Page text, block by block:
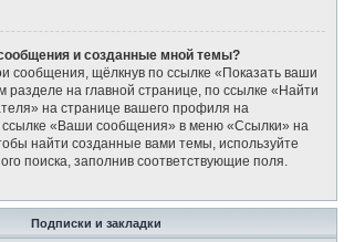
и созданные мной темы?
сообщения, щёлкнув по ссылке «Показать ваши
разделе на главной странице, по ссылке «Найти
на странице вашего профиля на
«Ваши сообщения» в меню «Ссылки» на
найти созданные вами темы, используйте
поиска, заполнив соответствующие поля.
Подписки и закладки